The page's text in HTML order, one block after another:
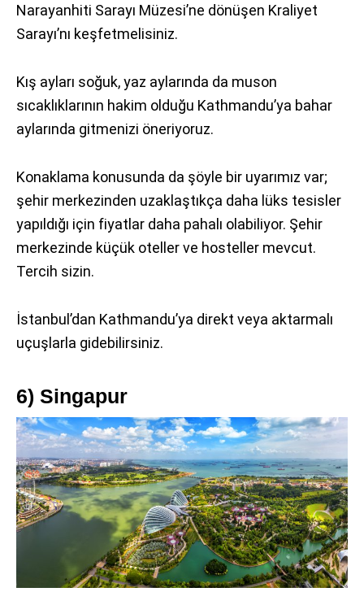
Narayanhiti Sarayı Müzesi’ne dönüşen Kraliyet
Sarayı’nı keşfetmelisiniz.
Kış ayları soğuk, yaz aylarında da muson
sıcaklıklarının hakim olduğu Kathmandu’ya bahar
aylarında gitmenizi öneriyoruz.
Konaklama konusunda da şöyle bir uyarımız var;
şehir merkezinden uzaklaştıkça daha lüks tesisler
yapıldığı için fiyatlar daha pahalı olabiliyor. Şehir
merkezinde küçük oteller ve hosteller mevcut.
Tercih sizin.
İstanbul’dan Kathmandu’ya direkt veya aktarmalı
uçuşlarla gidebilirsiniz.
6) Singapur